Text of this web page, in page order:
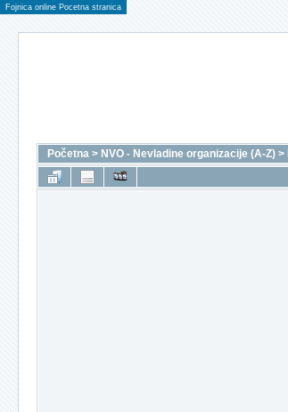
Fojnica online Pocetna stranica
Početna > NVO - Nevladine organizacije (A-Z) >